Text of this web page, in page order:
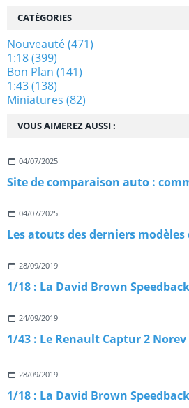
VOUS AIMEREZ AUSSI :
04/07/2025
04/07/2025
28/09/2019
24/09/2019
28/09/2019
CATÉGORIES
Nouveauté(471)
1:18(399)
Bon Plan (141)
1:43(138)
Miniatures (82)